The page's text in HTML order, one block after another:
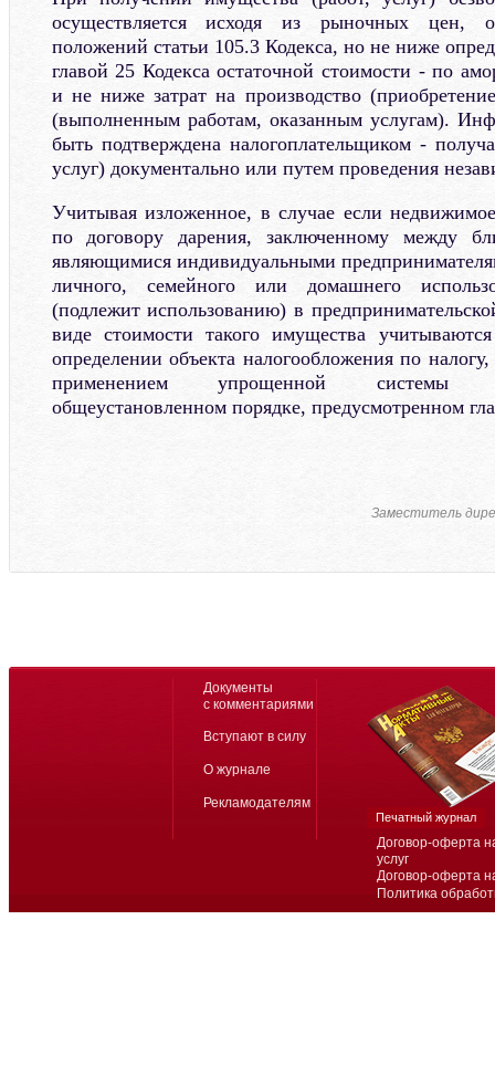
осуществляется исходя из рыночных цен,
положений статьи 105.3 Кодекса, но не ниже
главой 25 Кодекса остаточной стоимости - по
и не ниже затрат на производство
(выполненным работам, оказанным услугам).
быть подтверждена налогоплательщиком -
услуг) документально или путем проведения
Учитывая изложенное, в случае если
по договору дарения, заключенному между
являющимися индивидуальными
личного, семейного или домашнего
(подлежит использованию) в
виде стоимости такого имущества
определении объекта налогообложения по
применением упрощенной системы
общеустановленном порядке, предусмотренном
Заместитель
Договор-оферта
услуг
Договор-оферта
Политика
Документы
с комментариями
Вступают в силу
О журнале
Рекламодателям
Печатный журнал